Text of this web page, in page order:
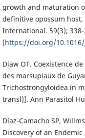
growth and maturation
definitive opossum
International. 59(3); 338-
(https://doi.org/
Diaw OT. Coexistence
des marsupiaux de
Trichostrongyloidea in
transl)]. Ann Parasitol
Díaz-Camacho SP,
Discovery of an